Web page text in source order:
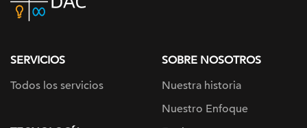
home
SERVICIOS
Todos los servicios
SOBRE NOSOTROS
Nuestra historia
Nuestro Enfoque